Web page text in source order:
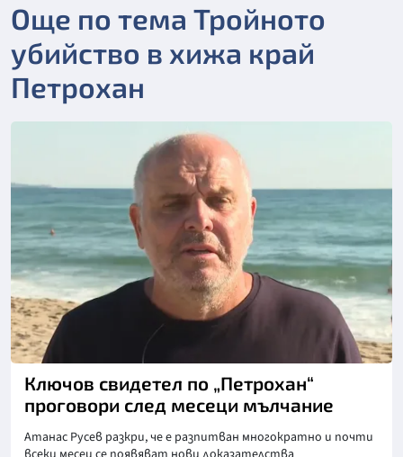
Още по тема Тройното
убийство в хижа край
Петрохан
Снимка: бТВ
Ключов свидетел по „Петрохан“
проговори след месеци мълчание
Атанас Русев разкри, че е разпитван многократно и почти